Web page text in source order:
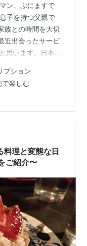
ン、ぷにますで
子を持つ父親で
族との時間を大切
近出会ったサービ
思います。日本酒
何か？ 定期的に
された日本酒のラ
な価格設定
ョンの登録方法 配
ト 日本酒初心者で
プション
で楽しむ
理と変態な日
ご紹介〜